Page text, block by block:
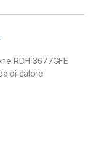
RDH 3677GFE
di calore